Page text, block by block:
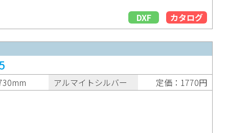
DXF カタログ
アルマイトシルバー 定価：1770円